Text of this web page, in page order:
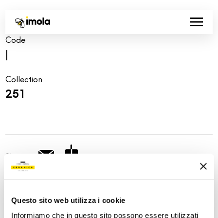
Questo sito web utilizza i cookie
Informiamo che in questo sito possono essere utilizzati
Code
Collection
251
Share: